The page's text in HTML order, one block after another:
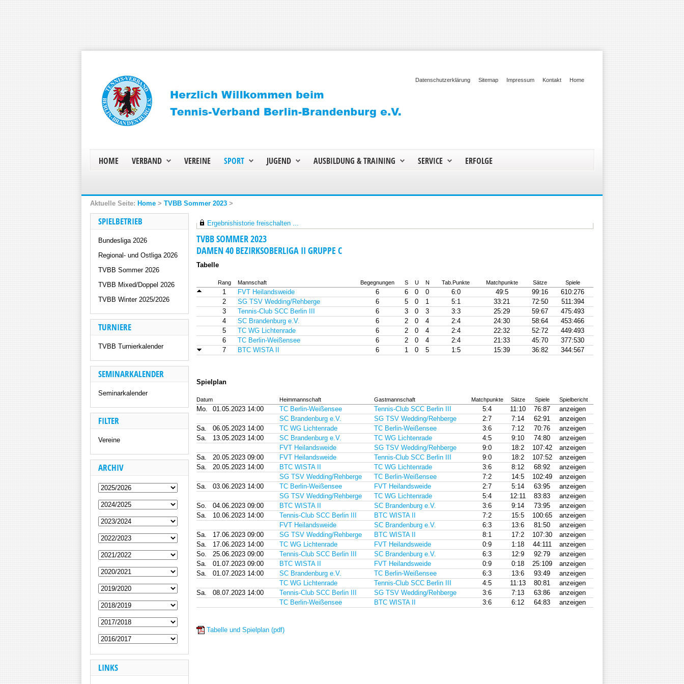
Home
Kontakt
Impressum
Sitemap
Datenschutzerklärung
HOME VERBAND VEREINE SPORT JUGEND AUSBILDUNG & TRAINING SERVICE ERFOLGE
Home > TVBB Sommer 2023 >
SPIELBETRIEB
Bundesliga 2026
Regional- und Ostliga 2026
TVBB Sommer 2026
TVBB Mixed/Doppel 2026
TVBB Winter 2025/2026
TURNIERE
TVBB Turnierkalender
SEMINARKALENDER
Seminarkalender
FILTER
Vereine
ARCHIV
LINKS
Ergebnishistorie freischalten ...
TVBB SOMMER 2023
DAMEN 40 BEZIRKSOBERLIGA II GRUPPE C
Tabelle
Rang Mannschaft Begegnungen S U N Tab.Punkte Matchpunkte Sätze Spiele
1 FVT Heilandsweide 6 6 0 0 6:0 49:5 99:16
610:276
2
SG TSV Wedding/Rehberge 6 5 0 1 5:1 33:21 72:50
511:394
3
Tennis-Club SCC Berlin III 6 3 0 3 3:3 25:29 59:67
475:493
4
SC Brandenburg e.V. 6 2 0 4 2:4 24:30 58:64
453:466
5
TC WG Lichtenrade 6 2 0 4 2:4 22:32 52:72
449:493
6
TC Berlin-Weißensee 6 2 0 4 2:4 21:33 45:70
377:530
7
BTC WISTA II 6 1 0 5 1:5 15:39 36:82 344:567
Spielplan
Datum Heimmannschaft Gastmannschaft Matchpunkte Sätze Spiele Spielbericht
Mo. 01.05.2023 14:00 TC Berlin-Weißensee Tennis-Club SCC Berlin III 5:4 11:10 76:87
anzeigen
SC Brandenburg e.V.
SG TSV Wedding/Rehberge 2:7 7:14 62:91
anzeigen
Sa.
06.05.2023 14:00 TC WG Lichtenrade TC Berlin-Weißensee 3:6 7:12 70:76
anzeigen
Sa.
13.05.2023 14:00 SC Brandenburg e.V. TC WG Lichtenrade 4:5 9:10 74:80
anzeigen
FVT Heilandsweide
SG TSV Wedding/Rehberge 9:0 18:2 107:42
anzeigen
Sa.
20.05.2023 09:00 FVT Heilandsweide Tennis-Club SCC Berlin III 9:0 18:2 107:52
anzeigen
Sa.
20.05.2023 14:00 BTC WISTA II TC WG Lichtenrade 3:6 8:12 68:92
anzeigen
SG TSV Wedding/Rehberge
TC Berlin-Weißensee 7:2 14:5 102:49
anzeigen
Sa.
03.06.2023 14:00 TC Berlin-Weißensee FVT Heilandsweide 2:7 5:14 63:95
anzeigen
SG TSV Wedding/Rehberge
TC WG Lichtenrade 5:4 12:11 83:83
anzeigen
So.
04.06.2023 09:00 BTC WISTA II SC Brandenburg e.V. 3:6 9:14 73:95
anzeigen
Sa.
10.06.2023 14:00 Tennis-Club SCC Berlin III BTC WISTA II 7:2 15:5 100:65
anzeigen
FVT Heilandsweide
SC Brandenburg e.V. 6:3 13:6 81:50
anzeigen
Sa.
17.06.2023 09:00 SG TSV Wedding/Rehberge BTC WISTA II 8:1 17:2 107:30
anzeigen
Sa.
17.06.2023 14:00 TC WG Lichtenrade FVT Heilandsweide 0:9 1:18 44:111
anzeigen
So.
25.06.2023 09:00 Tennis-Club SCC Berlin III SC Brandenburg e.V. 6:3 12:9 92:79
anzeigen
Sa.
01.07.2023 09:00 BTC WISTA II FVT Heilandsweide 0:9 0:18 25:109
anzeigen
Sa.
01.07.2023 14:00 SC Brandenburg e.V. TC Berlin-Weißensee 6:3 13:6 93:49
anzeigen
TC WG Lichtenrade
Tennis-Club SCC Berlin III 4:5 11:13 80:81
anzeigen
Sa.
08.07.2023 14:00 Tennis-Club SCC Berlin III SG TSV Wedding/Rehberge 3:6 7:13 63:86
anzeigen
TC Berlin-Weißensee
BTC WISTA II 3:6 6:12 64:83 anzeigen
Tabelle und Spielplan (pdf)